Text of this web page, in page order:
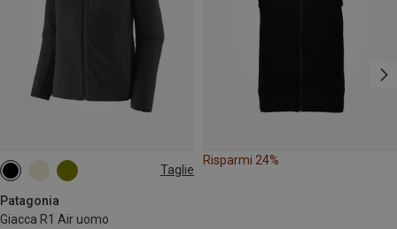
Taglie
Patagonia
Giacca R1 Air uomo
L
Risparmi 24%